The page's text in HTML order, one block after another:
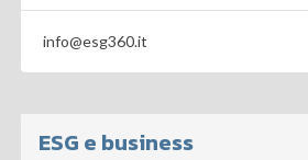
info@esg360.it
ESG e business